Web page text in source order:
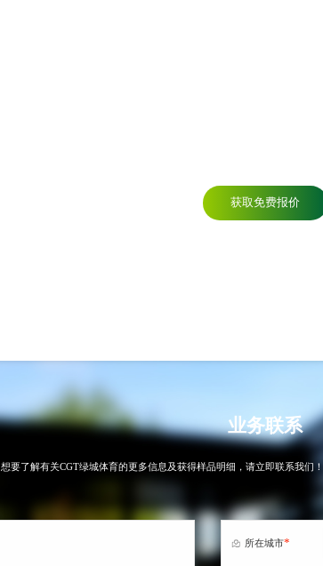
获取免费报价
业务联系
想要了解有关CGT绿城体育的更多信息及获得样品明细，请立即联系我们
所在城市*